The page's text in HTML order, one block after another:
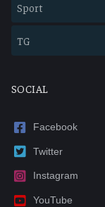
Sport
TG
SOCIAL
Facebook
Twitter
Instagram
YouTube